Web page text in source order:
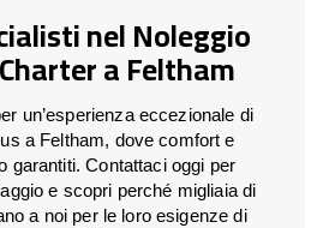
nel Noleggio
a Feltham
un’esperienza eccezionale di
a Feltham, dove comfort e
garantiti. Contattaci oggi per
e scopri perché migliaia di
a noi per le loro esigenze di